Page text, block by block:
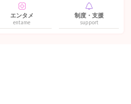
エンタメ
entame
制度・支援
support